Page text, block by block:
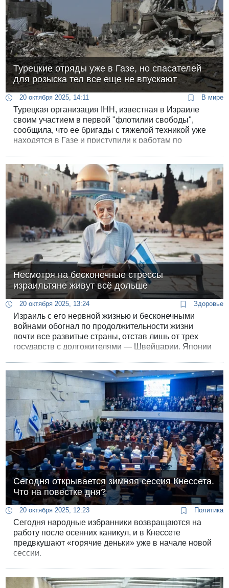
Турецкие отряды уже в Газе, но спасателей
для розыска тел все еще не впускают
20 октября 2025, 14:11 В мире
Турецкая организация IHH, известная в Израиле
своим участием в первой "флотилии свободы",
сообщила, что ее бригады с тяжелой техникой уже
находятся в Газе и приступили к работам по
поисково-спасательные отряды все еще ожидают
разрешения на въезд в Египте.
Несмотря на бесконечные стрессы
израильтяне живут всё дольше
20 октября 2025, 13:24 Здоровье
Израиль с его нервной жизнью и бесконечными
войнами обогнал по продолжительности жизни
почти все развитые страны, отстав лишь от трех
государств с долгожителями — Швейцарии, Японии
Сегодня открывается зимняя сессия Кнессета.
Что на повестке дня?
20 октября 2025, 12:23 Политика
Сегодня народные избранники возвращаются на
работу после осенних каникул, и в Кнессете
предвкушают «горячие деньки» уже в начале новой
сессии.